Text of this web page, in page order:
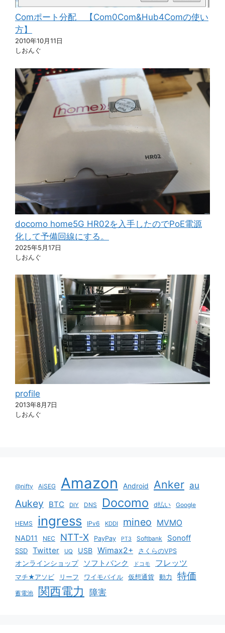
Comポート分配 【Com0Com&Hub4Comの使い
方】
2010年10月11日
しおんぐ
docomo home5G HR02を入手したのでPoE電源
化して予備回線にする。
2025年5月17日
しおんぐ
profile
2013年8月7日
しおんぐ
@nifty AiSEG Amazon Android Anker au
Aukey BTC DIY DNS Docomo d払い Google
HEMS ingress IPv6 KDDI mineo MVMO
NAD11 NEC NTT-X PayPay PT3 Softbank Sonoff
SSD Twitter UQ USB Wimax2+ さくらのVPS
オンラインショップ ソフトバンク ドコモ フレッツ
マチ★アソビ リーフ ワイモバイル 仮想通貨 動力 特価
蓄電池 関西電力 障害